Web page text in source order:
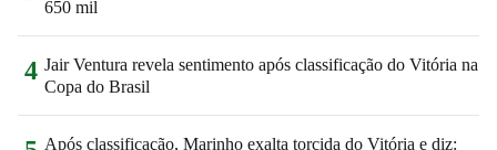
650 mil
4 Jair Ventura revela sentimento após classificação do Vitória na
Copa do Brasil
Após classificação, Marinho exalta torcida do Vitória e diz: